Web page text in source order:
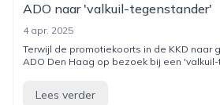
ADO naar 'valkuil-tegenstander'
4 apr. 2025
Terwijl de promotiekoorts in de KKD naar
ADO Den Haag op bezoek bij een
Lees verder